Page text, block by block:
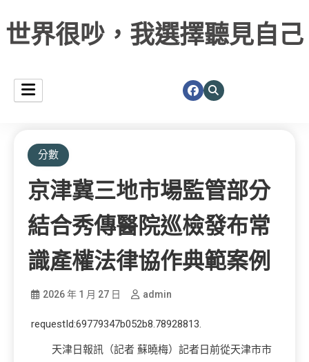
世界很吵，我選擇聽見自己
分數
京津冀三地市場監管部分
結合秀傳醫院巡檢發布常
識產權法律協作典範案例
2026 年 1 月 27 日 admin
requestId:69779347b052b8.78928813.
天津日報訊（記者 蘇曉梅）記者日前從天津市市